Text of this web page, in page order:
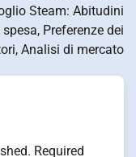
Steam: Abitudini
Preferenze dei
Analisi di mercato
Required